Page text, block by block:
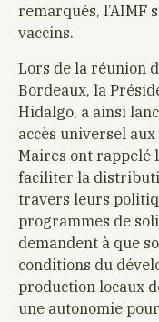
remarqués, l’AIMF
vaccins.
Lors de la réunion
Bordeaux, la
Hidalgo, a ainsi
accès universel
Maires ont rappelé
faciliter la
travers leurs
programmes de
demandent à que
conditions du
production locaux
une autonomie